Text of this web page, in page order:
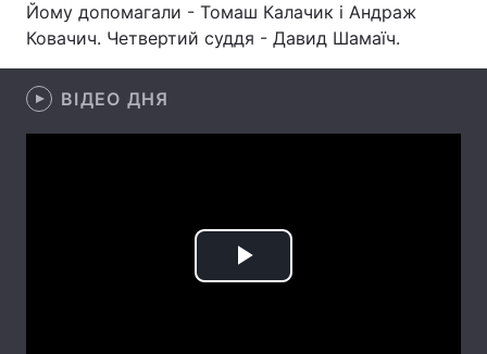
Зброя Інциденти
Статті
Йому допомагали - Томаш Калачик і Андраж
Ковачич. Четвертий суддя - Давид Шамаїч.
ВІДЕО ДНЯ
Play